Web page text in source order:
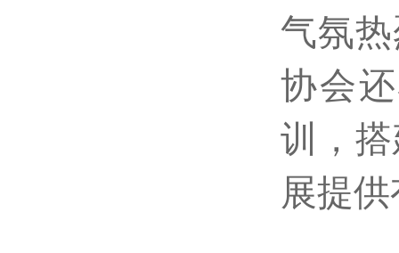
气氛
协会
训，
展提